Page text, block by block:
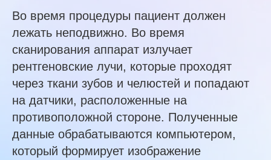
Во время процедуры пациент должен
лежать неподвижно. Во время
сканирования аппарат излучает
рентгеновские лучи, которые проходят
через ткани зубов и челюстей и попадают
на датчики, расположенные на
противоположной стороне. Полученные
данные обрабатываются компьютером,
который формирует изображение